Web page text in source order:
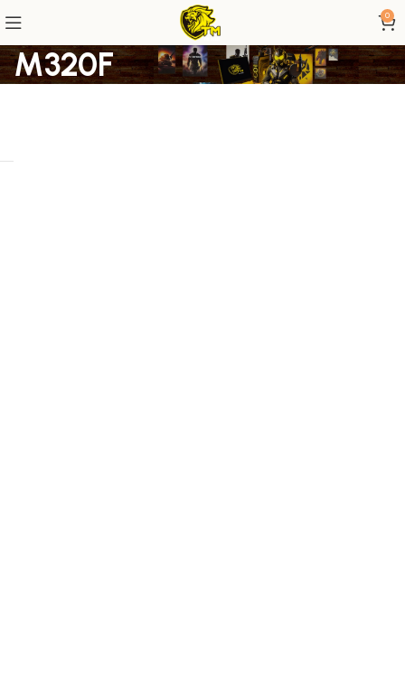
0
M320F